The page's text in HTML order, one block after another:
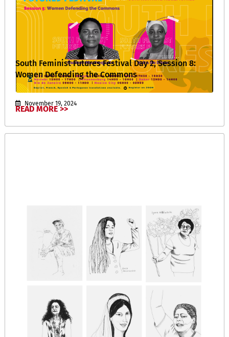
South Feminist Futures Festival Day 2, Session 8:
Women Defending the Commons
November 19, 2024
READ MORE >>